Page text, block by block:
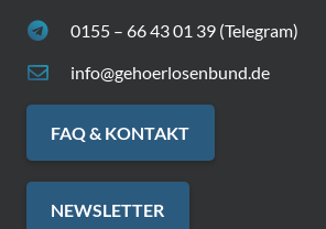
0155 – 66 43 01 39 (Telegram)
info@gehoerlosenbund.de
FAQ & KONTAKT
NEWSLETTER